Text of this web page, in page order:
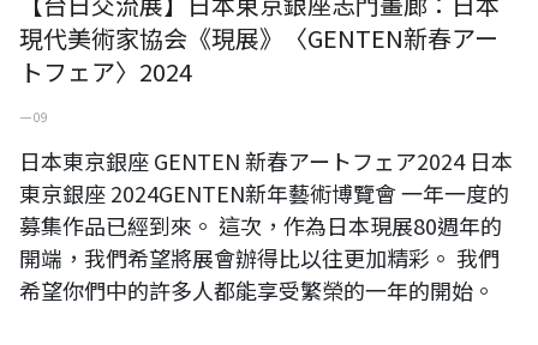
現代美術家協会《現展》〈GENTEN新春アー
トフェア〉2024
一 09
日本東京銀座 GENTEN 新春アートフェア2024 日本
東京銀座 2024GENTEN新年藝術博覽會 一年一度的
募集作品已經到來。 這次，作為日本現展80週年的
開端，我們希望將展會辦得比以往更加精彩。 我們
希望你們中的許多人都能享受繁榮的一年的開始。